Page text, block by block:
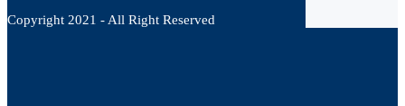
Copyright 2021 - All Right Reserved